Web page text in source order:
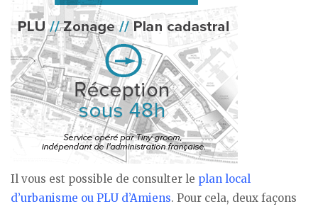
Il vous est possible de consulter le plan local
d’urbanisme ou PLU d’Amiens. Pour cela, deux façons